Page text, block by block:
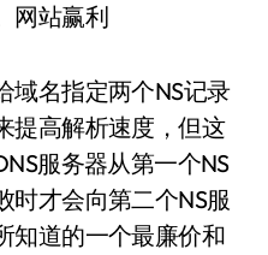
网站赢利
域名指定两个NS记录
提高解析速度，但这
服务器从第一个NS
时才会向第二个NS服
知道的一个最廉价和